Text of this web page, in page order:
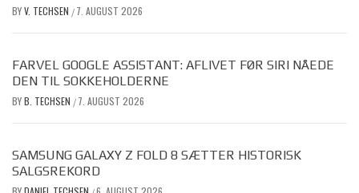
BYV. TECHSEN / 7. AUGUST 2026
FARVEL GOOGLE ASSISTANT: AFLIVET FØR SIRI NÅEDE
DEN TIL SOKKEHOLDERNE
BYB. TECHSEN / 7. AUGUST 2026
SAMSUNG GALAXY Z FOLD 8 SÆTTER HISTORISK
SALGSREKORD